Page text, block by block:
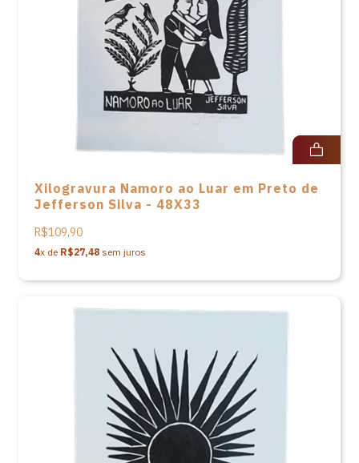
Xilogravura Namoro ao Luar em Preto de
Jefferson Silva - 48X33
R$109,90
4x de R$27,48 sem juros